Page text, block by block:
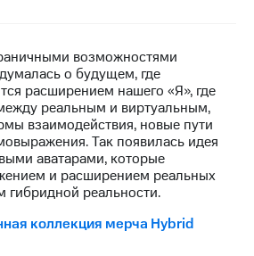
возможностями
о будущем, где
расширением нашего «Я», где
реальным и виртуальным,
взаимодействия, новые пути
Так появилась идея
аватарами, которые
и расширением реальных
реальности.
коллекция мерча Hybrid